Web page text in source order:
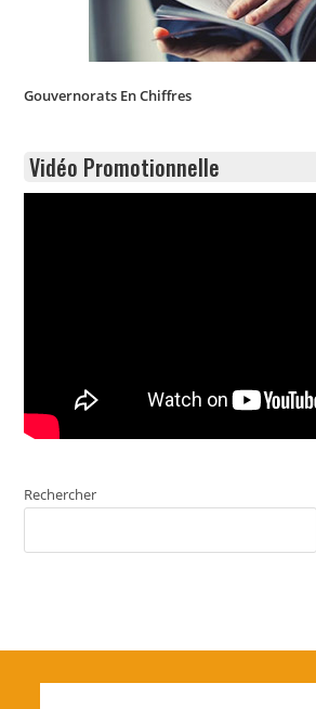
Gouvernorats En Chiffres
Vidéo Promotionnelle
Rechercher